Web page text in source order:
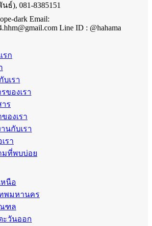
ธ์), 081-8385151
Email:
Line ID : @hahama
รก
บเรา
ของเรา
ร
องเรา
นกับเรา
รา
มที่พบบ่อย
หนือ
ทพมหานคร
ฑล
ะวันออก